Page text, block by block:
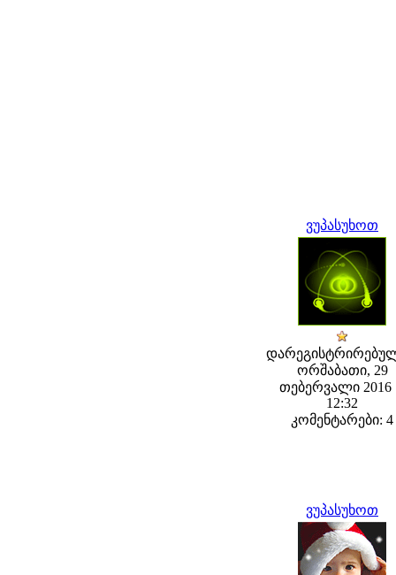
ვუპასუხოთ
ორშაბათი, 29
თებერვალი 2016
12:32
კომენტარები: 4
ვუპასუხოთ